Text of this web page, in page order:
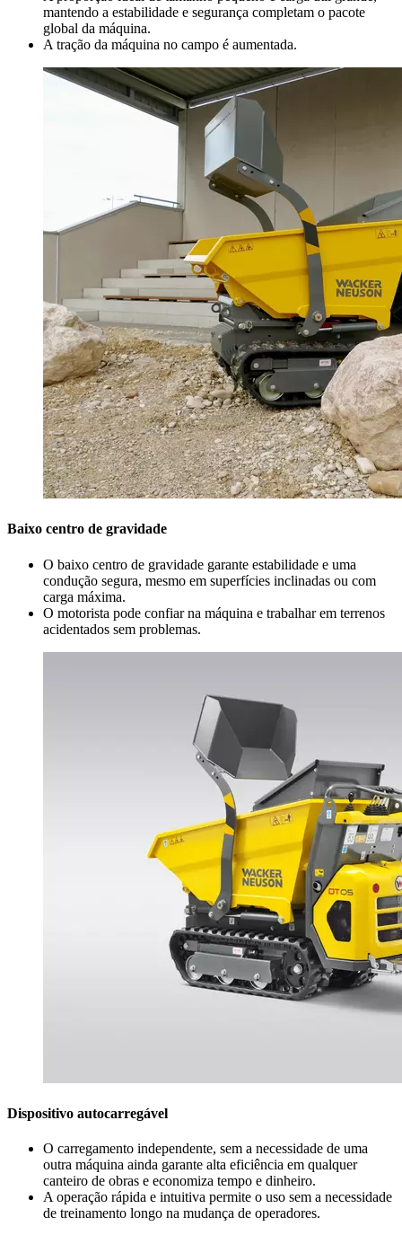
mantendo a estabilidade e segurança completam o pacote
global da máquina.
A tração da máquina no campo é aumentada.
Baixo centro de gravidade
O baixo centro de gravidade garante estabilidade e uma
condução segura, mesmo em superfícies inclinadas ou com
carga máxima.
O motorista pode confiar na máquina e trabalhar em terrenos
acidentados sem problemas.
Dispositivo autocarregável
O carregamento independente, sem a necessidade de uma
outra máquina ainda garante alta eficiência em qualquer
canteiro de obras e economiza tempo e dinheiro.
A operação rápida e intuitiva permite o uso sem a necessidade
de treinamento longo na mudança de operadores.